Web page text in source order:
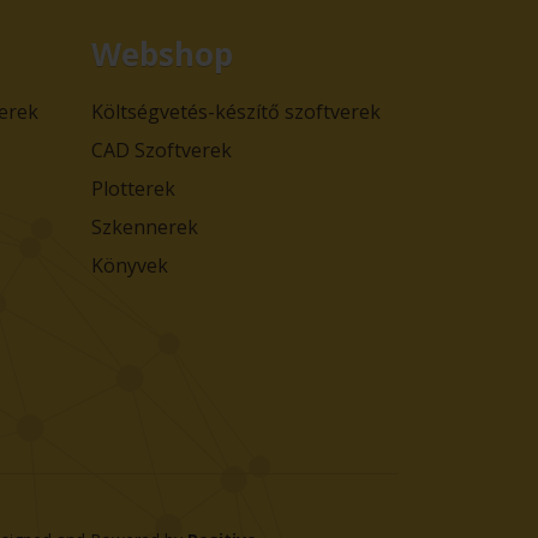
Webshop
Költségvetés-készítő szoftverek
CAD Szoftverek
Plotterek
Szkennerek
Könyvek